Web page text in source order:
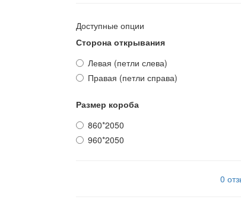
Доступные опции
Сторона открывания
Левая (петли слева)
Правая (петли справа)
Размер короба
860*2050
960*2050
0